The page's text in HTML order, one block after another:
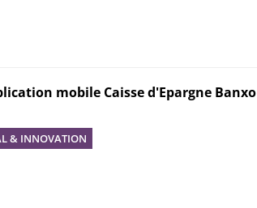
mobile Caisse d'Epargne Banxo
& INNOVATION